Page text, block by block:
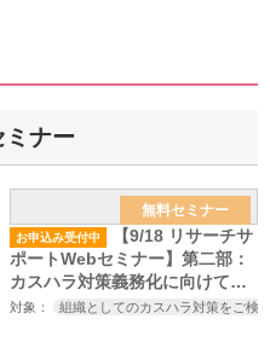
ミナー
の方カスハラ対策にご興味をお持ちの方
無料セミナー
お申込み受付中
【9/18 リサーチサ
ポートWebセミナー】第二部：
カスハラ対策義務化に向けてや
っておくべきこと～厚生労働省
対象： 組織としてのカスハラ対策をご検